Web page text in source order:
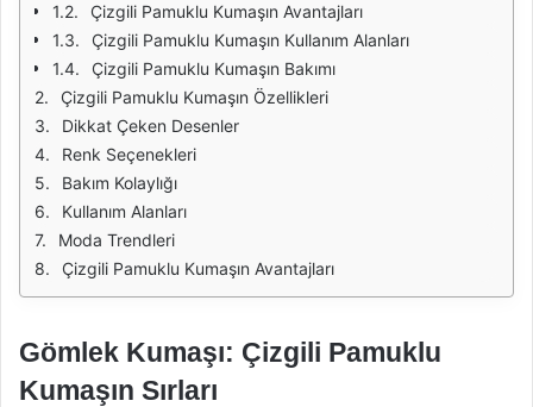
Çizgili Pamuklu Kumaşın Avantajları
Çizgili Pamuklu Kumaşın Kullanım Alanları
Çizgili Pamuklu Kumaşın Bakımı
Çizgili Pamuklu Kumaşın Özellikleri
Dikkat Çeken Desenler
Renk Seçenekleri
Bakım Kolaylığı
Kullanım Alanları
Moda Trendleri
Çizgili Pamuklu Kumaşın Avantajları
Gömlek Kumaşı: Çizgili Pamuklu
Kumaşın Sırları